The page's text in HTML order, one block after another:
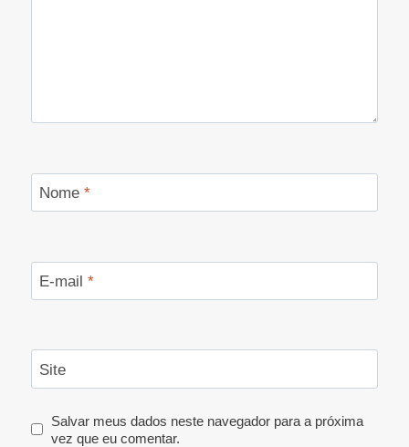
Nome *
E-mail *
Site
Salvar meus dados neste navegador para a próxima
vez que eu comentar.